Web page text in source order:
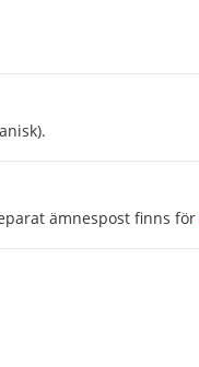
ämnespost finns för